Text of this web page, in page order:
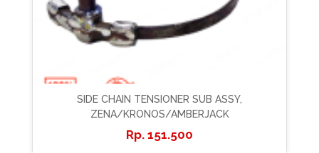
SIDE CHAIN TENSIONER SUB ASSY,
ZENA/KRONOS/AMBERJACK
151.500